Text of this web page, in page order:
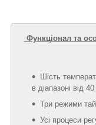
Функціонал та
Шість
в діапазоні від
Три режими
Усі процеси